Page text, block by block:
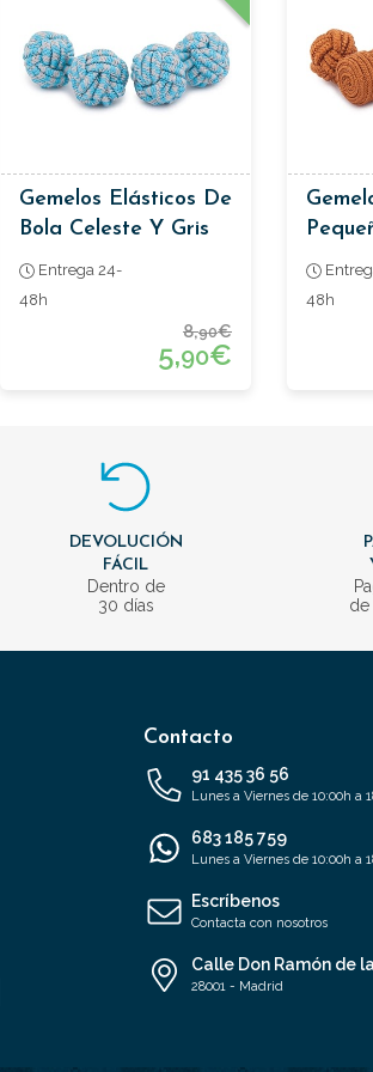
Gemelos Elásticos De
Bola Celeste Y Gris
Jaspeado
Entrega 24-
48h
8,90€
5,90€
Marrón
48h
DEVOLUCIÓN
FÁCIL
Dentro de
30 días
de
Contacto
91 435 36 56
Lunes a Viernes de 10:00h a
683 185 759
Lunes a Viernes de 10:00h a
Escríbenos
Contacta con nosotros
Calle Don Ramón de
28001 - Madrid